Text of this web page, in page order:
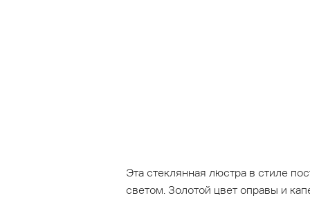
Эта стеклянная люстра в стиле
светом. Золотой цвет оправы и